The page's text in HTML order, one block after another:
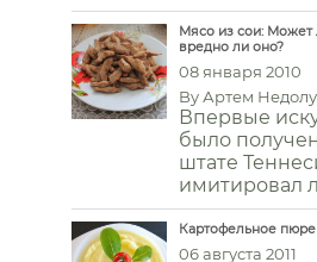
Мясо из сои: Может
вредно ли оно?
08 января 2010
By Артем
Впервые
было
штате
имитировал
Картофельное
06 августа 2011